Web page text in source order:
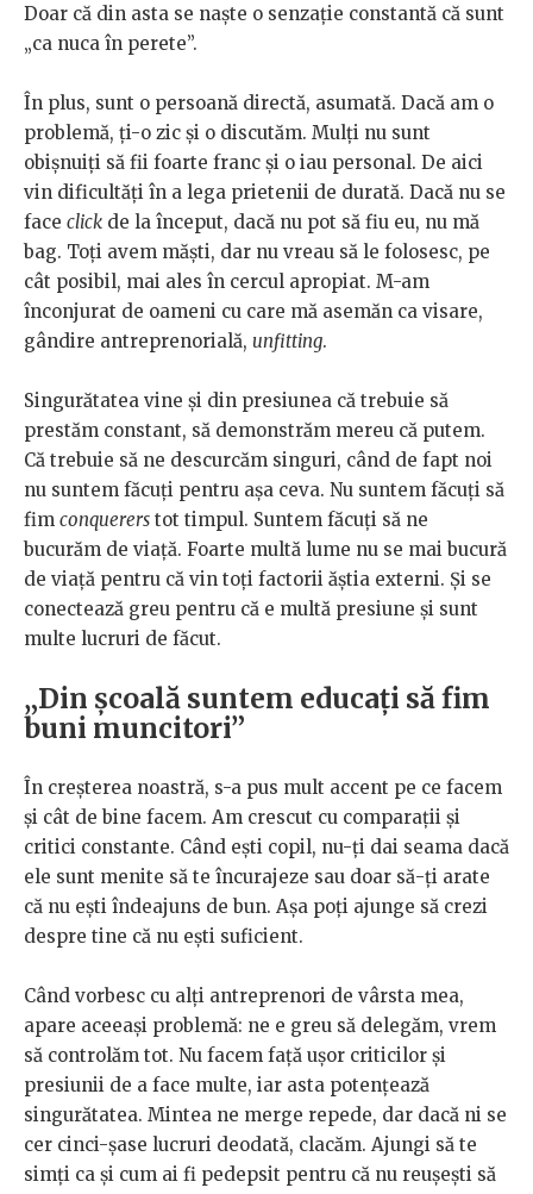
Doar că din asta se naște o senzație constantă că sunt
„ca nuca în perete”.
În plus, sunt o persoană directă, asumată. Dacă am o
problemă, ți-o zic și o discutăm. Mulți nu sunt
obișnuiți să fii foarte franc și o iau personal. De aici
vin dificultăți în a lega prietenii de durată. Dacă nu se
face click de la început, dacă nu pot să fiu eu, nu mă
bag. Toți avem măști, dar nu vreau să le folosesc, pe
cât posibil, mai ales în cercul apropiat. M-am
înconjurat de oameni cu care mă asemăn ca visare,
gândire antreprenorială, unfitting.
Singurătatea vine și din presiunea că trebuie să
prestăm constant, să demonstrăm mereu că putem.
Că trebuie să ne descurcăm singuri, când de fapt noi
nu suntem făcuți pentru așa ceva. Nu suntem făcuți să
fim conquerers tot timpul. Suntem făcuți să ne
bucurăm de viață. Foarte multă lume nu se mai bucură
de viață pentru că vin toți factorii ăștia externi. Și se
conectează greu pentru că e multă presiune și sunt
multe lucruri de făcut.
„Din școală suntem educați să fim
buni muncitori”
În creșterea noastră, s-a pus mult accent pe ce facem
și cât de bine facem. Am crescut cu comparații și
critici constante. Când ești copil, nu-ți dai seama dacă
ele sunt menite să te încurajeze sau doar să-ți arate
că nu ești îndeajuns de bun. Așa poți ajunge să crezi
despre tine că nu ești suficient.
Când vorbesc cu alți antreprenori de vârsta mea,
apare aceeași problemă: ne e greu să delegăm, vrem
să controlăm tot. Nu facem față ușor criticilor și
presiunii de a face multe, iar asta potențează
singurătatea. Mintea ne merge repede, dar dacă ni se
cer cinci-șase lucruri deodată, clacăm. Ajungi să te
simți ca și cum ai fi pedepsit pentru că nu reușești să